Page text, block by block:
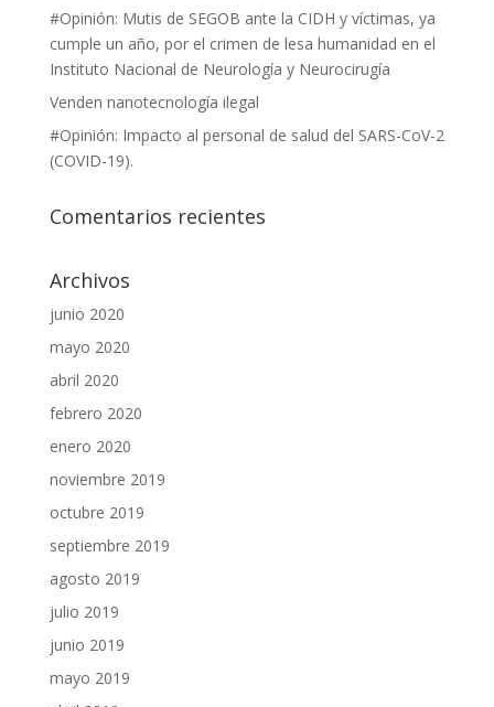
#Opinión: Mutis de SEGOB ante la CIDH y víctimas, ya
cumple un año, por el crimen de lesa humanidad en el
Instituto Nacional de Neurología y Neurocirugía
Venden nanotecnología ilegal
#Opinión: Impacto al personal de salud del SARS-CoV-2
(COVID-19).
Comentarios recientes
Archivos
junio 2020
mayo 2020
abril 2020
febrero 2020
enero 2020
noviembre 2019
octubre 2019
septiembre 2019
agosto 2019
julio 2019
junio 2019
mayo 2019